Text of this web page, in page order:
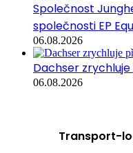
Společnost
společnosti EP
06.08.2026
Dachser
06.08.2026
Transport-